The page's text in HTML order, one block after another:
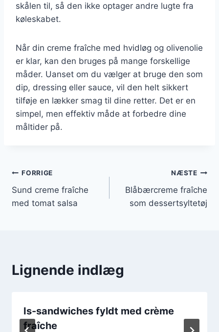
skålen til, så den ikke optager andre lugte fra
køleskabet.
Når din creme fraîche med hvidløg og olivenolie
er klar, kan den bruges på mange forskellige
måder. Uanset om du vælger at bruge den som
dip, dressing eller sauce, vil den helt sikkert
tilføje en lækker smag til dine retter. Det er en
simpel, men effektiv måde at forbedre dine
måltider på.
Indlægsnavigation
FORRIGE
Sund creme fraîche
med tomat salsa
NÆSTE
Blåbærcreme fraîche
som dessertsyltetøj
Lignende indlæg
Is-sandwiches fyldt med crème
fraîche